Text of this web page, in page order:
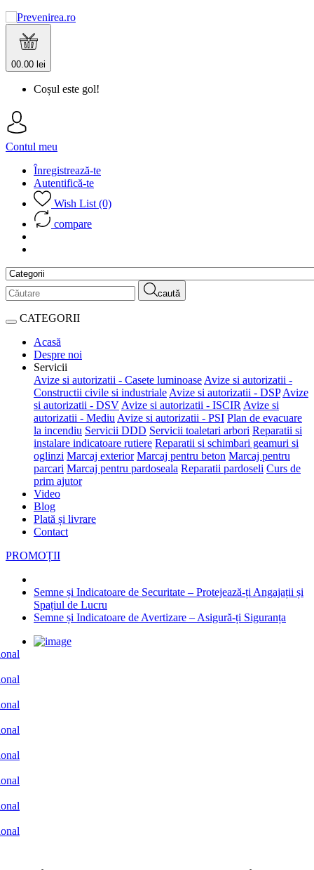
00.00 lei
Coșul este gol!
Contul meu
Înregistrează-te
Autentifică-te
Wish List (0)
compare
caută
CATEGORII
Acasă
Despre noi
Servicii
Avize si autorizatii - Casete luminoase Avize si autorizatii -
Constructii civile si industriale Avize si autorizatii - DSP Avize
si autorizatii - DSV Avize si autorizatii - ISCIR Avize si
autorizatii - Mediu Avize si autorizatii - PSI Plan de evacuare
la incendiu Servicii DDD Servicii toaletari arbori Reparatii si
instalare indicatoare rutiere Reparatii si schimbari geamuri si
oglinzi Marcaj exterior Marcaj pentru beton Marcaj pentru
parcari Marcaj pentru pardoseala Reparatii pardoseli Curs de
prim ajutor
Video
Blog
Plată și livrare
Contact
PROMOȚII
Semne și Indicatoare de Securitate – Protejează-ți Angajații și
Spațiul de Lucru
Semne și Indicatoare de Avertizare – Asigură-ți Siguranța